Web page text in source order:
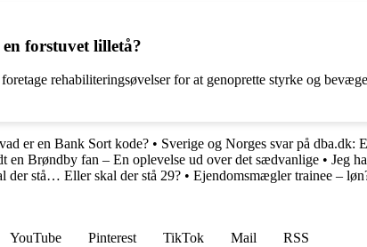
forstuvet lilletå?
rehabiliteringsøvelser for at genoprette styrke og
er en Bank Sort kode? • Sverige og Norges svar på dba.dk:
en Brøndby fan – En oplevelse ud over det sædvanlige • Jeg
der stå… Eller skal der stå 29? • Ejendomsmægler trainee –
YouTube Pinterest TikTok Mail
RSS